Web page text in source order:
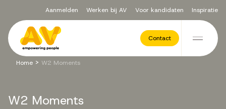
Ga naar de inhoud
Aanmelden Werken bij AV Voor kandidaten Inspiratie
Contact
Voor opdrachtgevers
Home > W2 Moments
W2 Moments